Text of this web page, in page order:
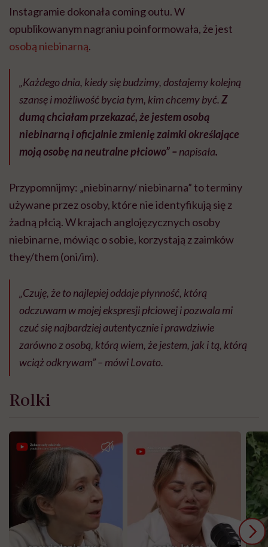
Instagramie dokonała coming outu. W
opublikowanym nagraniu poinformowała, że jest
osobą niebinarną.
„Każdego dnia, kiedy się budzimy, dostajemy kolejną
szansę i możliwość bycia tym, kim chcemy być.Z
dumą chciałam przekazać, że jestem osobą
niebinarną i oficjalnie zmienię zaimki określające
moją osobę na neutralne płciowo” – napisała.
Przypomnijmy: „niebinarny/ niebinarna” to terminy
używane przez osoby, które nie identyfikują się z
żadną płcią. W krajach anglojęzycznych osoby
niebinarne, mówiąc o sobie, korzystają z zaimków
they/them (oni/im).
„Czuję, że to najlepiej oddaje płynność, którą
odczuwam w mojej ekspresji płciowej i pozwala mi
czuć się najbardziej autentycznie i prawdziwie
zarówno z osobą, którą wiem, że jestem, jak i tą, którą
wciąż odkrywam” – mówi Lovato.
Rolki